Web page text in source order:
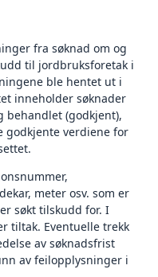
fra søknad om og
til jordbruksforetak i
ble hentet ut i
inneholder søknader
behandlet (godkjent),
godkjente verdiene for
meter osv. som er
søkt tilskudd for. I
tiltak. Eventuelle trekk
av søknadsfrist
av feilopplysninger i